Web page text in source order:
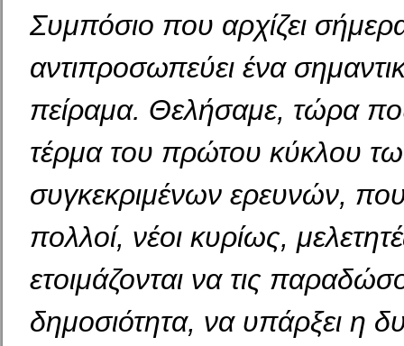
Συμπόσιο που αρχίζει
αντιπροσωπεύει ένα
πείραμα. Θελήσαμε, τώρα
τέρμα του πρώτου κύκλου
συγκεκριμένων ερευνών,
πολλοί, νέοι κυρίως,
ετοιμάζονται να τις
δημοσιότητα, να υπάρξει η